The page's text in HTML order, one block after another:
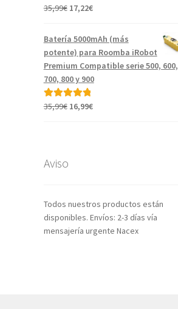
Valorado con
35,99€ El
original
era:
35,99€.
17,22€El
actual
es:
17,22€.
Batería 5000mAh (más
potente) para Roomba iRobot
Premium Compatible serie 500, 600,
700, 800 y 900
Valorado con
35,99€ El
16,99€El
Aviso
Todos nuestros productos están
disponibles. Envíos: 2-3 días vía
mensajería urgente Nacex